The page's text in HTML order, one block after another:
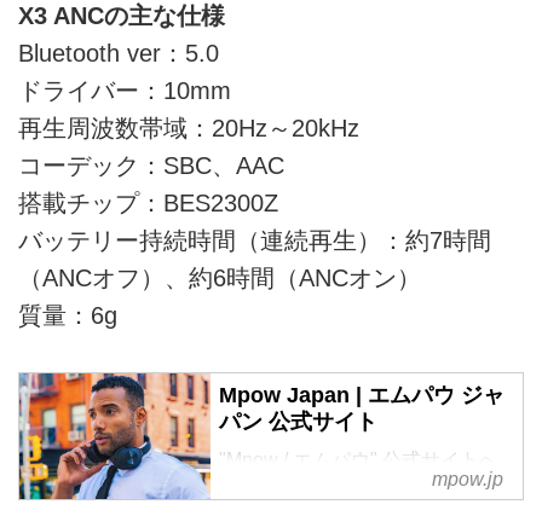
X3 ANCの主な仕様
Bluetooth ver：5.0
ドライバー：10mm
再生周波数帯域：20Hz～20kHz
コーデック：SBC、AAC
搭載チップ：BES2300Z
バッテリー持続時間（連続再生）：約7時間
（ANCオフ）、約6時間（ANCオン）
質量：6g
Mpow Japan | エムパウ ジャ
パン 公式サイト
"Mpow / エムパウ" 公式サイトへ
ようこそ。私たちは皆さまが毎日
mpow.jp